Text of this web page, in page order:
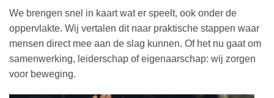
We brengen snel in kaart wat er speelt, ook onder de
oppervlakte. Wij vertalen dit naar praktische stappen waar
mensen direct mee aan de slag kunnen. Of het nu gaat om
samenwerking, leiderschap of eigenaarschap: wij zorgen
voor beweging.